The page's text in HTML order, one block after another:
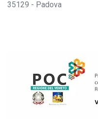
35129 - Padova